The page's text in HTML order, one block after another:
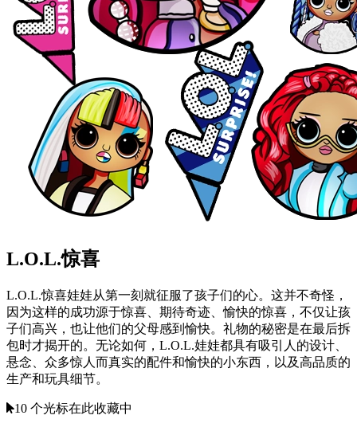
L.O.L.惊喜
L.O.L.惊喜娃娃从第一刻就征服了孩子们的心。这并不奇怪，
因为这样的成功源于惊喜、期待奇迹、愉快的惊喜，不仅让孩
子们高兴，也让他们的父母感到愉快。礼物的秘密是在最后拆
包时才揭开的。无论如何，L.O.L.娃娃都具有吸引人的设计、
悬念、众多惊人而真实的配件和愉快的小东西，以及高品质的
生产和玩具细节。
10 个光标在此收藏中